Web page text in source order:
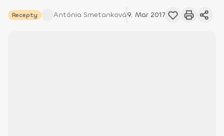
Recepty Antónia Smetanková9. Mar 2017